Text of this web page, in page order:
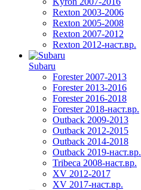
Rexton 2003-2006
Rexton 2005-2008
Rexton 2007-2012
Rexton 2012-наст.вр.
Subaru
Forester 2007-2013
Forester 2013-2016
Forester 2016-2018
Forester 2018-наст.вр.
Outback 2009-2013
Outback 2012-2015
Outback 2014-2018
Outback 2019-наст.вр.
Tribeca 2008-наст.вр.
XV 2012-2017
XV 2017-наст.вр.